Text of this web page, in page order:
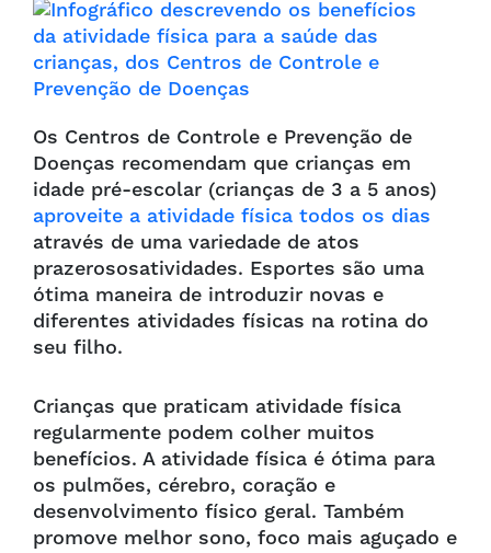
Os Centros de Controle e Prevenção de
Doenças recomendam que crianças em
idade pré-escolar (crianças de 3 a 5 anos)
aproveite a atividade física todos os dias
através de uma variedade de atos
prazerososatividades. Esportes são uma
ótima maneira de introduzir novas e
diferentes atividades físicas na rotina do
seu filho.
Crianças que praticam atividade física
regularmente podem colher muitos
benefícios. A atividade física é ótima para
os pulmões, cérebro, coração e
desenvolvimento físico geral. Também
promove melhor sono, foco mais aguçado e